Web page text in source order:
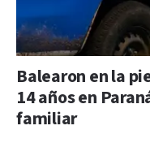
Balearon en la
14 años en
familiar